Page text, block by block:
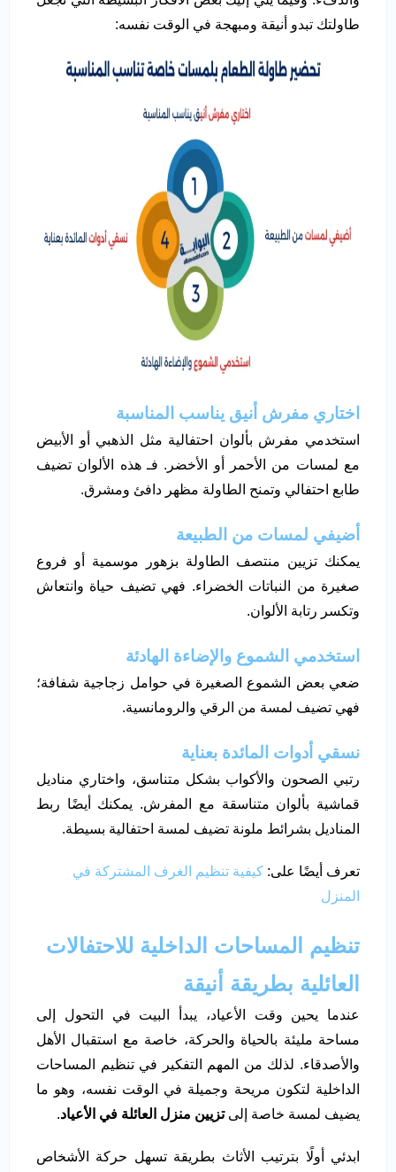
طاولتك تبدو أنيقة ومبهجة في الوقت نفسه:
اختاري مفرش أنيق يناسب المناسبة
استخدمي مفرش بألوان احتفالية مثل الذهبي أو الأبيض
مع لمسات من الأحمر أو الأخضر. فـ هذه الألوان تضيف
طابع احتفالي وتمنح الطاولة مظهر دافئ ومشرق.
أضيفي لمسات من الطبيعة
يمكنك تزيين منتصف الطاولة بزهور موسمية أو فروع
صغيرة من النباتات الخضراء. فهي تضيف حياة وانتعاش
وتكسر رتابة الألوان.
استخدمي الشموع والإضاءة الهادئة
ضعي بعض الشموع الصغيرة في حوامل زجاجية شفافة؛
فهي تضيف لمسة من الرقي والرومانسية.
نسقي أدوات المائدة بعناية
رتبي الصحون والأكواب بشكل متناسق، واختاري مناديل
قماشية بألوان متناسقة مع المفرش. يمكنك أيضًا ربط
المناديل بشرائط ملونة تضيف لمسة احتفالية بسيطة.
تعرف أيضًا على: كيفية تنظيم الغرف المشتركة في
المنزل
تنظيم المساحات الداخلية للاحتفالات
العائلية بطريقة أنيقة
عندما يحين وقت الأعياد، يبدأ البيت في التحول إلى
مساحة مليئة بالحياة والحركة، خاصة مع استقبال الأهل
والأصدقاء. لذلك من المهم التفكير في تنظيم المساحات
الداخلية لتكون مريحة وجميلة في الوقت نفسه، وهو ما
يضيف لمسة خاصة إلىتزيين منزل العائلة في الأعياد.
ابدئي أولًا بترتيب الأثاث بطريقة تسهل حركة الأشخاص